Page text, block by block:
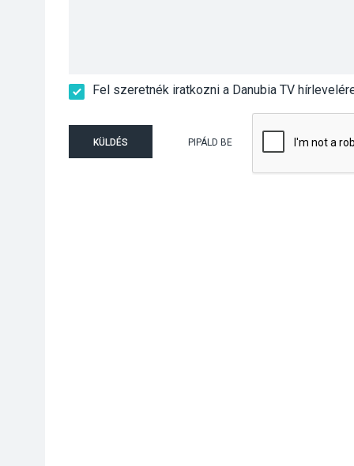
Fel szeretnék iratkozni a Danubia TV
KÜLDÉS PIPÁLD BE